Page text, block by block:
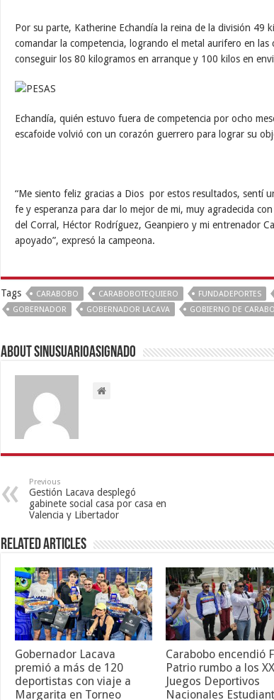
Por su parte, Katherine Echandía la reina de la división 49
comandar la competencia, logrando el metal aurifero en las
conseguir los 80 kilogramos en arranque y 100 kilos en
Echandía, quién estuvo fuera de competencia por ocho
escafoide volvió con un corazón guerrero para lograr su
“Me siento feliz gracias a Dios por estos resultados, sentí
fe y esperanza para dar lo mejor de mi, muy agradecida
del Corral, Héctor Rodríguez, Geanpiero y mi entrenador
apoyado”, expresó la campeona.
Tags CARABOBO CARABOBOTEQUIERO FUNDADEPORTES
GOBERNADOR
GOBERNADOR LACAVA GOBIERNO DE
About sinusuarioasignado
Previous
Gestión Lacava desplegó
gabinete social casa por casa en
Valencia y Libertador
Related Articles
Gobernador Lacava
premió a más de 120
deportistas con viaje a
Margarita en Torneo
Carabobo encendió
Patrio rumbo a los XX
Juegos Deportivos
Nacionales